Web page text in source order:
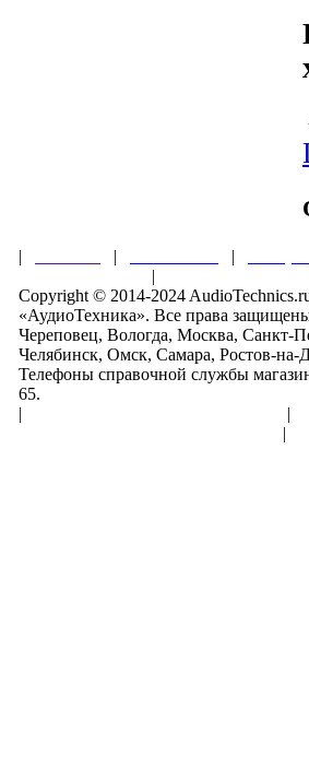
| | |
|
Copyright © 2014-2024
«АудиоТехника». Все права
Череповец, Вологда, Москва, Санкт-
Челябинск, Омск, Самара, Ростов-на-
Телефоны справочной службы
65.
|
|
|